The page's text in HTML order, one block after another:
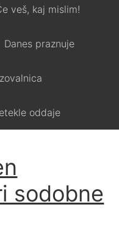
veš, kaj mislim!
Danes praznuje
oddaje
sodobne